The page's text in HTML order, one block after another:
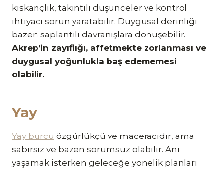
kıskançlık, takıntılı düşünceler ve kontrol
ihtiyacı sorun yaratabilir. Duygusal derinliği
bazen saplantılı davranışlara dönüşebilir.
Akrep’in zayıflığı, affetmekte zorlanması ve
duygusal yoğunlukla baş edememesi
olabilir.
Yay
Yay burcu özgürlükçü ve maceracıdır, ama
sabırsız ve bazen sorumsuz olabilir. Anı
yaşamak isterken geleceğe yönelik planları